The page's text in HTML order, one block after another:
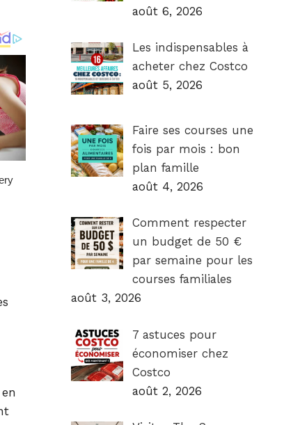
août 6, 2026
Les indispensables à
acheter chez Costco
août 5, 2026
Faire ses courses une
fois par mois : bon
plan famille
août 4, 2026
Comment respecter
un budget de 50 €
par semaine pour les
courses familiales
août 3, 2026
7 astuces pour
économiser chez
Costco
août 2, 2026